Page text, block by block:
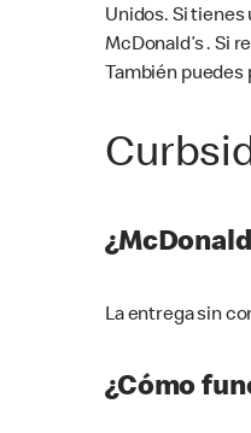
Unidos. Si
McDonald’s . Si
También puedes
La entrega sin
¿Cómo